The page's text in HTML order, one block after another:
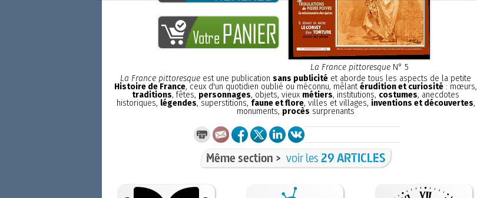
La France pittoresqueN° 5
La France pittoresque est une publication sans publicité et aborde tous les aspects de la petite
Histoire de France, ceux d'un quotidien oublié ou méconnu, mêlantérudition et curiosité : mœurs,
traditions, fêtes, personnages, objets, vieux métiers, institutions, costumes, anecdotes
historiques, légendes, superstitions, faune et flore, villes et villages, inventions et découvertes,
monuments, procès surprenants
Même section > voir les29 ARTICLES